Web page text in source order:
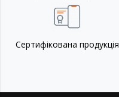
Сертифікована продукція